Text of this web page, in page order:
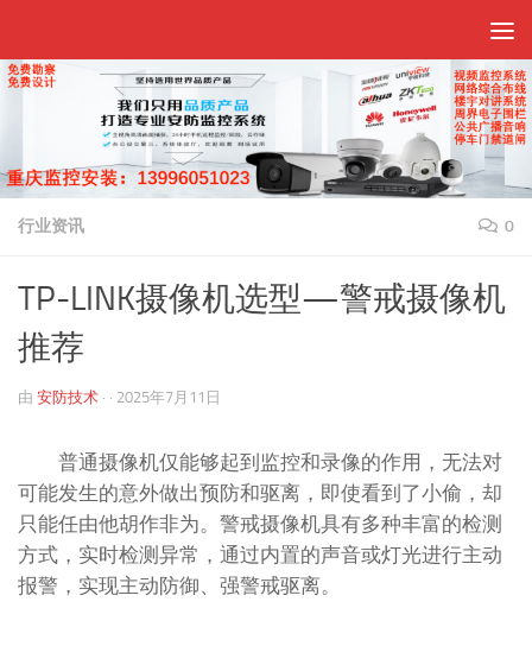
行业资讯 0
TP-LINK摄像机选型—警戒摄像机
推荐
由 安防技术 · · 2025年7月11日
普通摄像机仅能够起到监控和录像的作用，无法对
可能发生的意外做出预防和驱离，即使看到了小偷，却
只能任由他胡作非为。警戒摄像机具有多种丰富的检测
方式，实时检测异常，通过内置的声音或灯光进行主动
报警，实现主动防御、强警戒驱离。